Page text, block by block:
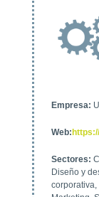
Empresa:
Web:
Sectores:
Diseño y
corporativa,